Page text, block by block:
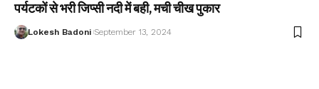
पर्यटकों से भरी जिप्सी नदी में बही, मची चीख पुकार
Lokesh Badoni September 13, 2024